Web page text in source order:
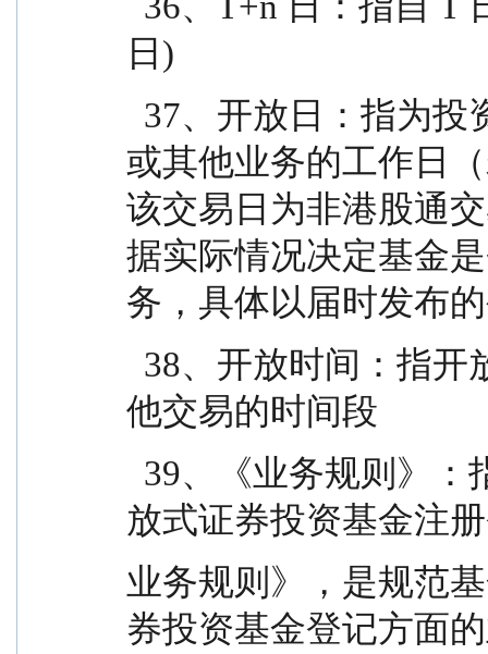
日)
或其他业务的工作日
该交易日为非港股通
据实际情况决定基金
务，具体以届时发布
他交易的时间段
放式证券投资基金注
业务规则》，是规范
券投资基金登记方面